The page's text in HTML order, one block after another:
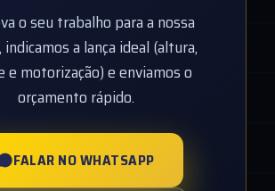
o seu trabalho para a nossa
a lança ideal (altura,
e motorização) e enviamos o
orçamento rápido.
FALAR NO WHATSAPP